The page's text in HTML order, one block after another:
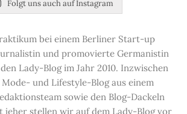
Folgt uns auch auf Instagram
bei einem Berliner Start-up
und promovierte Germanistin
Lady-Blog im Jahr 2010. Inzwischen
und Lifestyle-Blog aus einem
sowie den Blog-Dackeln
jeher stellen wir auf dem Lady-Blog vor